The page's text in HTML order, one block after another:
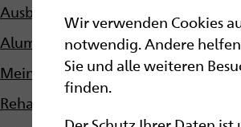
Ausbildungsmesse
Alumni für die blista
Meine BtG bei der blista
Rehafair 2024
Wir verwenden Cookies
notwendig. Andere
Sie und alle weiteren
finden.